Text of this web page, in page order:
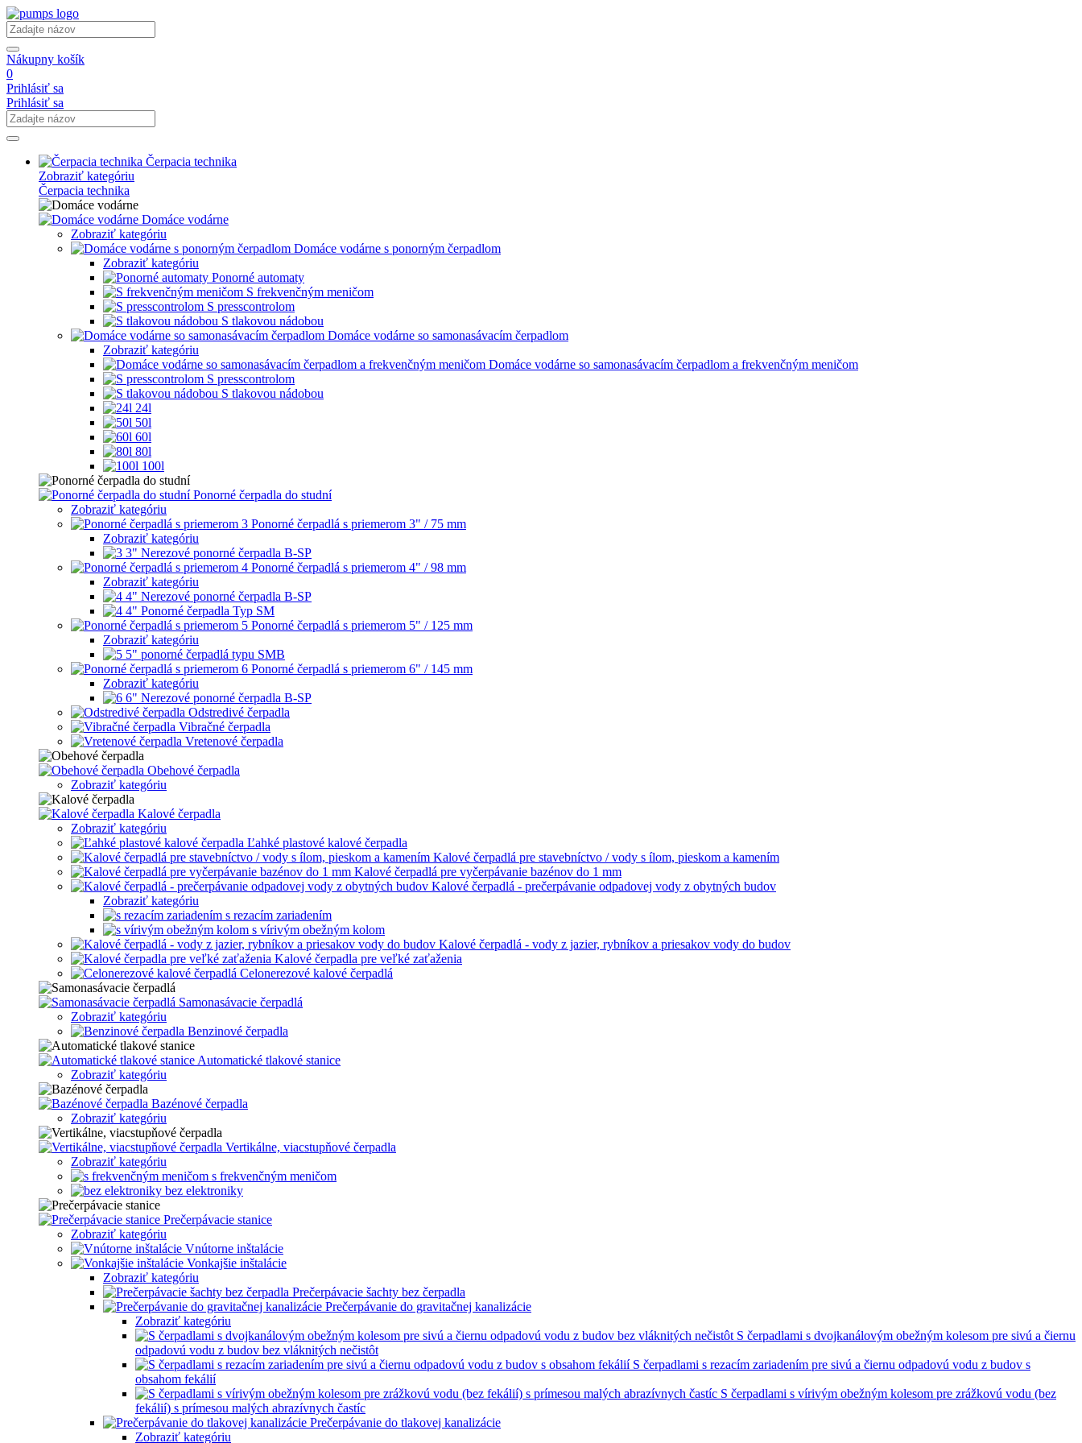
Nákupny košík
0
Prihlásiť sa
Prihlásiť sa
Čerpacia technika
Zobraziť kategóriu
Čerpacia technika
Domáce vodárne
Zobraziť kategóriu
Domáce vodárne s ponorným čerpadlom
Zobraziť kategóriu
Ponorné automaty
S frekvenčným meničom
S presscontrolom
S tlakovou nádobou
Domáce vodárne so samonasávacím čerpadlom
Zobraziť kategóriu
Domáce vodárne so samonasávacím čerpadlom a frekvenčným meničom
S presscontrolom
S tlakovou nádobou
24l
50l
60l
80l
100l
Ponorné čerpadla do studní
Zobraziť kategóriu
Ponorné čerpadlá s priemerom 3" / 75 mm
Zobraziť kategóriu
3" Nerezové ponorné čerpadla B-SP
Ponorné čerpadlá s priemerom 4" / 98 mm
Zobraziť kategóriu
4" Nerezové ponorné čerpadla B-SP
4" Ponorné čerpadla Typ SM
Ponorné čerpadlá s priemerom 5" / 125 mm
Zobraziť kategóriu
5" ponorné čerpadlá typu SMB
Ponorné čerpadlá s priemerom 6" / 145 mm
Zobraziť kategóriu
6" Nerezové ponorné čerpadla B-SP
Odstredivé čerpadla
Vibračné čerpadla
Vretenové čerpadla
Obehové čerpadla
Zobraziť kategóriu
Kalové čerpadla
Zobraziť kategóriu
Ľahké plastové kalové čerpadla
Kalové čerpadlá pre stavebníctvo / vody s ílom, pieskom a kamením
Kalové čerpadlá pre vyčerpávanie bazénov do 1 mm
Kalové čerpadlá - prečerpávanie odpadovej vody z obytných budov
Zobraziť kategóriu
s rezacím zariadením
s vírivým obežným kolom
Kalové čerpadlá - vody z jazier, rybníkov a priesakov vody do budov
Kalové čerpadla pre veľké zaťaženia
Celonerezové kalové čerpadlá
Samonasávacie čerpadlá
Zobraziť kategóriu
Benzinové čerpadla
Automatické tlakové stanice
Zobraziť kategóriu
Bazénové čerpadla
Zobraziť kategóriu
Vertikálne, viacstupňové čerpadla
Zobraziť kategóriu
s frekvenčným meničom
bez elektroniky
Prečerpávacie stanice
Zobraziť kategóriu
Vnútorne inštalácie
Vonkajšie inštalácie
Zobraziť kategóriu
Prečerpávacie šachty bez čerpadla
Prečerpávanie do gravitačnej kanalizácie
Zobraziť kategóriu
S čerpadlami s dvojkanálovým obežným kolesom pre sivú a čiernu
odpadovú vodu z budov bez vláknitých nečistôt
S čerpadlami s rezacím zariadením pre sivú a čiernu odpadovú vodu z budov s
obsahom fekálií
S čerpadlami s vírivým obežným kolesom pre zrážkovú vodu (bez
fekálií) s prímesou malých abrazívnych častíc
Prečerpávanie do tlakovej kanalizácie
Zobraziť kategóriu